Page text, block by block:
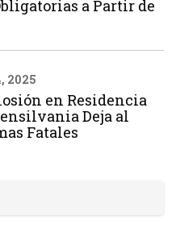
a Partir de
2025
en Residencia
Deja al
Fatales